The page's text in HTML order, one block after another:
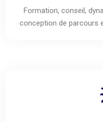
Formation, conseil,
conception de parcours